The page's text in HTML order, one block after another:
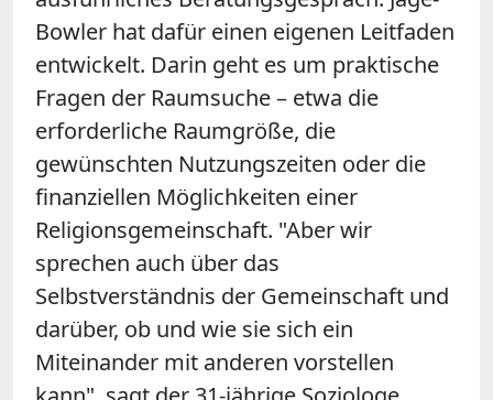
Bowler hat dafür einen eigenen Leitfaden
entwickelt. Darin geht es um praktische
Fragen der Raumsuche – etwa die
erforderliche Raumgröße, die
gewünschten Nutzungszeiten oder die
finanziellen Möglichkeiten einer
Religionsgemeinschaft. "Aber wir
sprechen auch über das
Selbstverständnis der Gemeinschaft und
darüber, ob und wie sie sich ein
Miteinander mit anderen vorstellen